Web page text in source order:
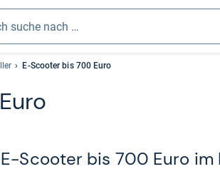
E-Scooter bis 700 Euro
​Scoo­ter bis 700 Euro im